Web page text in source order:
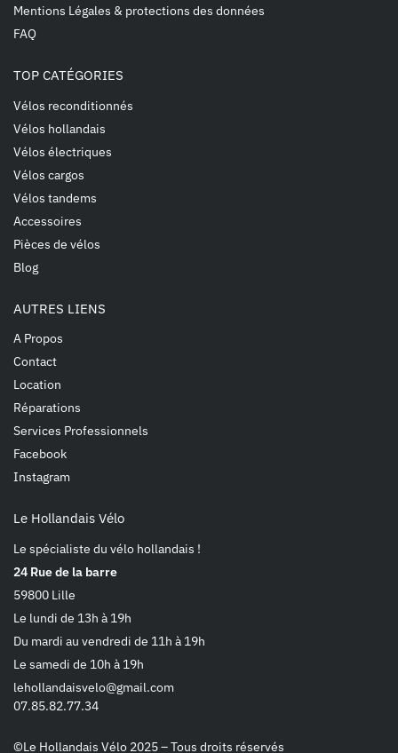
Mentions Légales & protections des données
FAQ
TOP CATÉGORIES
Vélos reconditionnés
Vélos hollandais
Vélos électriques
Vélos cargos
Vélos tandems
Accessoires
Pièces de vélos
Blog
AUTRES LIENS
A Propos
Contact
Location
Réparations
Services Professionnels
Facebook
Instagram
Le Hollandais Vélo
Le spécialiste du vélo hollandais !
24 Rue de la barre
59800 Lille
Le lundi de 13h à 19h
Du mardi au vendredi de 11h à 19h
Le samedi de 10h à 19h
lehollandaisvelo@gmail.com
07.85.82.77.34
©Le Hollandais Vélo 2025 – Tous droits réservés